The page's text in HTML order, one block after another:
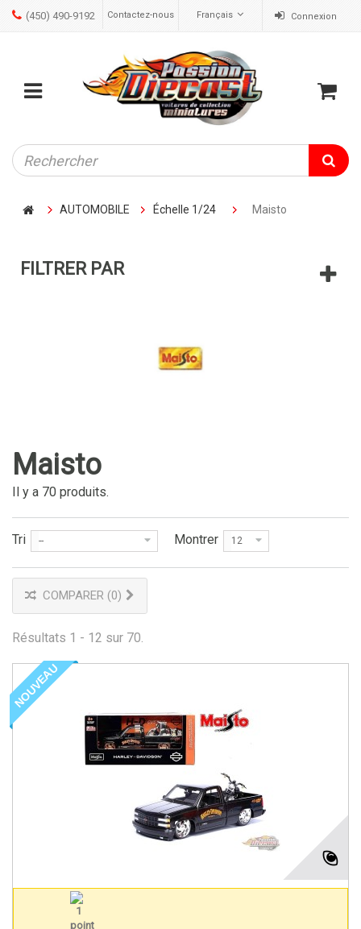
Connexion
Français
Contactez-nous
(450) 490-9192
Mobile
menu
Cart
AUTOMOBILE Échelle 1/24 Maisto
FILTRER PAR
Maisto
Il y a 70 produits.
Tri -- Montrer 12
COMPARER (0)
Résultats 1 - 12 sur 70.
NOUVEAU